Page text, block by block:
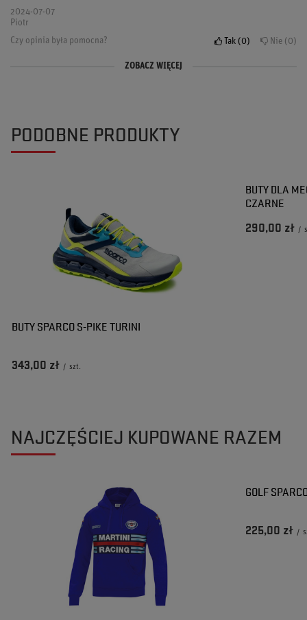
2024-07-07
Piotr
Czy opinia była pomocna?
Tak 0 Nie 0
Opinia potwierdzona zakupem
2024-06-12
Adam
Opinia potwierdzona zakupem
2024-05-15
Anna
ZOBACZ WIĘCEJ
PODOBNE PRODUKTY
BUTY SPARCO S-PIKE TURINI
343,00 zł / szt.
BUTY DLA
CZARNE
290,00 zł /
NAJCZĘŚCIEJ KUPOWANE RAZEM
GOLF
225,00 zł /